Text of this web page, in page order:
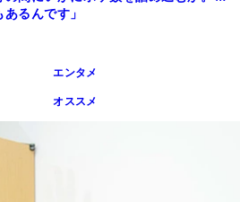
るんです」
エンタメ
オススメ